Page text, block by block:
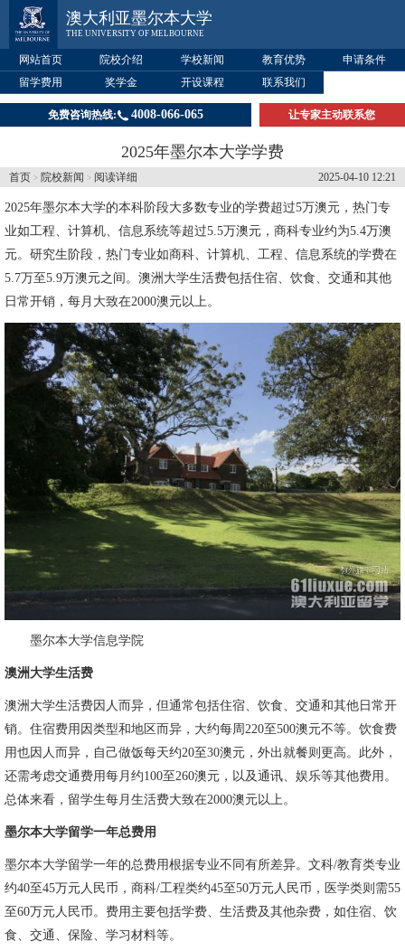
澳大利亚墨尔本大学
THE UNIVERSITY OF MELBOURNE
网站首页 院校介绍 学校新闻 教育优势
申请条件
留学费用
奖学金 开设课程 联系我们
免费咨询热线: 4008-066-065 让专家主动联系您
2025年墨尔本大学学费
2025-04-10 12:21
首页 > 院校新闻 > 阅读详细
2025年墨尔本大学的本科阶段大多数专业的学费超过5万澳元，热门专
业如工程、计算机、信息系统等超过5.5万澳元，商科专业约为5.4万澳
元。研究生阶段，热门专业如商科、计算机、工程、信息系统的学费在
5.7万至5.9万澳元之间。澳洲大学生活费包括住宿、饮食、交通和其他
日常开销，每月大致在2000澳元以上。
墨尔本大学信息学院
澳洲大学生活费
澳洲大学生活费因人而异，但通常包括住宿、饮食、交通和其他日常开
销。住宿费用因类型和地区而异，大约每周220至500澳元不等。饮食费
用也因人而异，自己做饭每天约20至30澳元，外出就餐则更高。此外，
还需考虑交通费用每月约100至260澳元，以及通讯、娱乐等其他费用。
总体来看，留学生每月生活费大致在2000澳元以上。
墨尔本大学留学一年总费用
墨尔本大学留学一年的总费用根据专业不同有所差异。文科/教育类专业
约40至45万元人民币，商科/工程类约45至50万元人民币，医学类则需55
至60万元人民币。费用主要包括学费、生活费及其他杂费，如住宿、饮
食、交通、保险、学习材料等。